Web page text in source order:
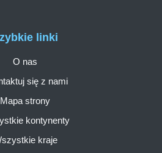
linki
O nas
się z nami
Mapa strony
kontynenty
kraje